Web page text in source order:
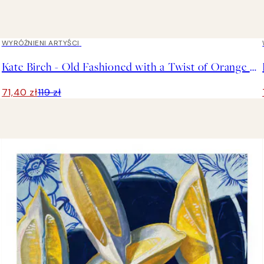
40%*
WYRÓŻNIENI ARTYŚCI
Kate Birch - Old Fashioned with a Twist of Orange Plakat
71,40 zł119 zł